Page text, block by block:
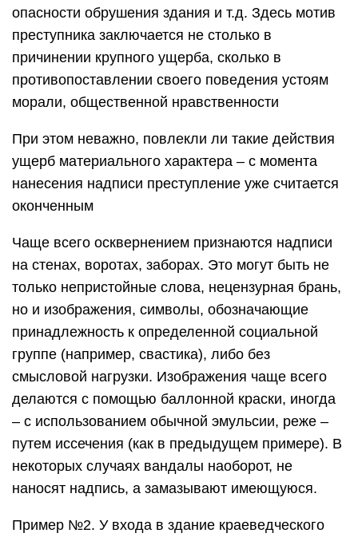
опасности обрушения здания и т.д. Здесь мотив
преступника заключается не столько в
причинении крупного ущерба, сколько в
противопоставлении своего поведения устоям
морали, общественной нравственности
При этом неважно, повлекли ли такие действия
ущерб материального характера – с момента
нанесения надписи преступление уже считается
оконченным
Чаще всего осквернением признаются надписи
на стенах, воротах, заборах. Это могут быть не
только непристойные слова, нецензурная брань,
но и изображения, символы, обозначающие
принадлежность к определенной социальной
группе (например, свастика), либо без
смысловой нагрузки. Изображения чаще всего
делаются с помощью баллонной краски, иногда
– с использованием обычной эмульсии, реже –
путем иссечения (как в предыдущем примере). В
некоторых случаях вандалы наоборот, не
наносят надпись, а замазывают имеющуюся.
Пример №2. У входа в здание краеведческого